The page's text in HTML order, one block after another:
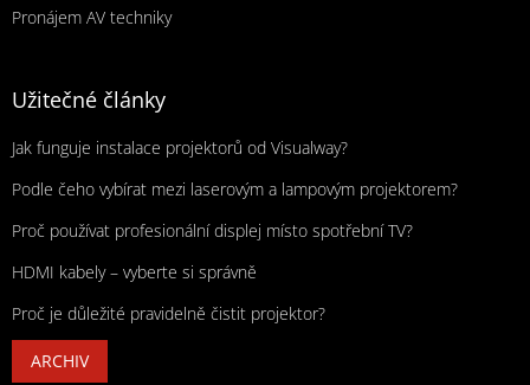
Pronájem AV techniky
Užitečné články
Jak funguje instalace projektorů od Visualway?
Podle čeho vybírat mezi laserovým a lampovým projektorem?
Proč používat profesionální displej místo spotřební TV?
HDMI kabely – vyberte si správně
Proč je důležité pravidelně čistit projektor?
ARCHIV